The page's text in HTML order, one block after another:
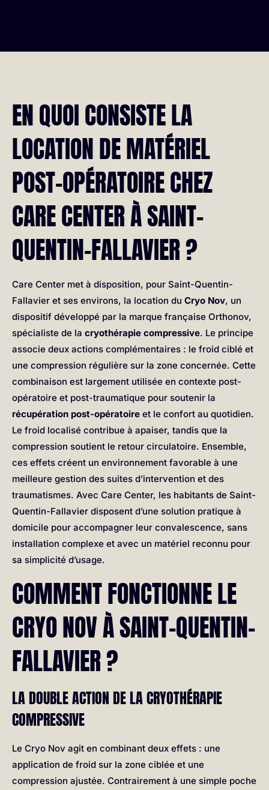
EN QUOI CONSISTE LA
LOCATION DE MATÉRIEL
POST-OPÉRATOIRE CHEZ
CARE CENTER À SAINT-
QUENTIN-FALLAVIER ?
Care Center met à disposition, pour Saint-Quentin-
Fallavier et ses environs, la location du Cryo Nov, un
dispositif développé par la marque française Orthonov,
spécialiste de la cryothérapie compressive. Le principe
associe deux actions complémentaires : le froid ciblé et
une compression régulière sur la zone concernée. Cette
combinaison est largement utilisée en contexte post-
opératoire et post-traumatique pour soutenir la
récupération post-opératoire et le confort au quotidien.
Le froid localisé contribue à apaiser, tandis que la
compression soutient le retour circulatoire. Ensemble,
ces effets créent un environnement favorable à une
meilleure gestion des suites d’intervention et des
traumatismes. Avec Care Center, les habitants de Saint-
Quentin-Fallavier disposent d’une solution pratique à
domicile pour accompagner leur convalescence, sans
installation complexe et avec un matériel reconnu pour
sa simplicité d’usage.
COMMENT FONCTIONNE LE
CRYO NOV À SAINT-QUENTIN-
FALLAVIER ?
LA DOUBLE ACTION DE LA CRYOTHÉRAPIE
COMPRESSIVE
Le Cryo Nov agit en combinant deux effets : une
application de froid sur la zone ciblée et une
compression ajustée. Contrairement à une simple poche